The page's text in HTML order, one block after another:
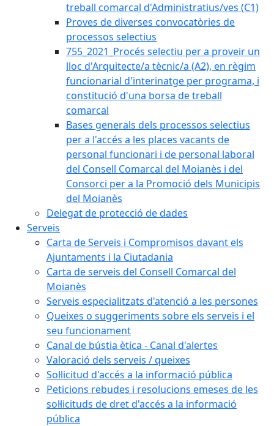
treball comarcal d'Administratius/ves (C1)
Proves de diverses convocatòries de
processos selectius
755_2021_Procés selectiu per a proveir un
lloc d'Arquitecte/a tècnic/a (A2), en règim
funcionarial d'interinatge per programa, i
constitució d'una borsa de treball
comarcal
Bases generals dels processos selectius
per a l'accés a les places vacants de
personal funcionari i de personal laboral
del Consell Comarcal del Moianès i del
Consorci per a la Promoció dels Municipis
del Moianès
Delegat de protecció de dades
Serveis
Carta de Serveis i Compromisos davant els
Ajuntaments i la Ciutadania
Carta de serveis del Consell Comarcal del
Moianès
Serveis especialitzats d'atenció a les persones
Queixes o suggeriments sobre els serveis i el
seu funcionament
Canal de bústia ètica - Canal d'alertes
Valoració dels serveis / queixes
Sol·licitud d'accés a la informació pública
Peticions rebudes i resolucions emeses de les
sol·licituds de dret d'accés a la informació
pública